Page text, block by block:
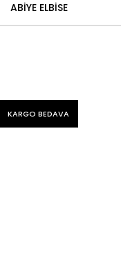
ABİYE ELBİSE
KARGO BEDAVA